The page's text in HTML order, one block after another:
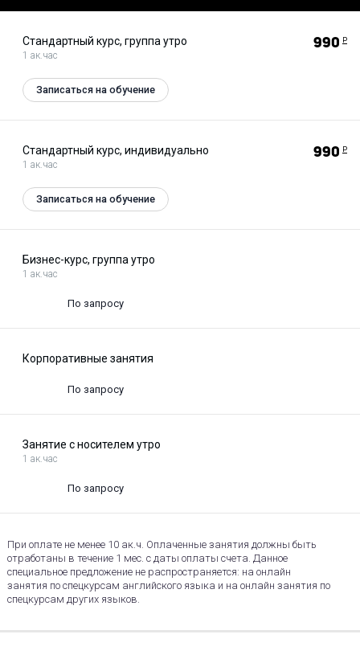
Стандартный курс, группа утро
1 ак.час
990 Р
Записаться на обучение
Стандартный курс, индивидуально
1 ак.час
990 Р
Записаться на обучение
Бизнес-курс, группа утро
1 ак.час
По запросу
Корпоративные занятия
По запросу
Занятие с носителем утро
1 ак.час
По запросу
При оплате не менее 10 ак.ч. Оплаченные занятия должны быть
отработаны в течение 1 мес. с даты оплаты счета. Данное
специальное предложение не распространяется: на онлайн
занятия по спецкурсам английского языка и на онлайн занятия по
спецкурсам других языков.